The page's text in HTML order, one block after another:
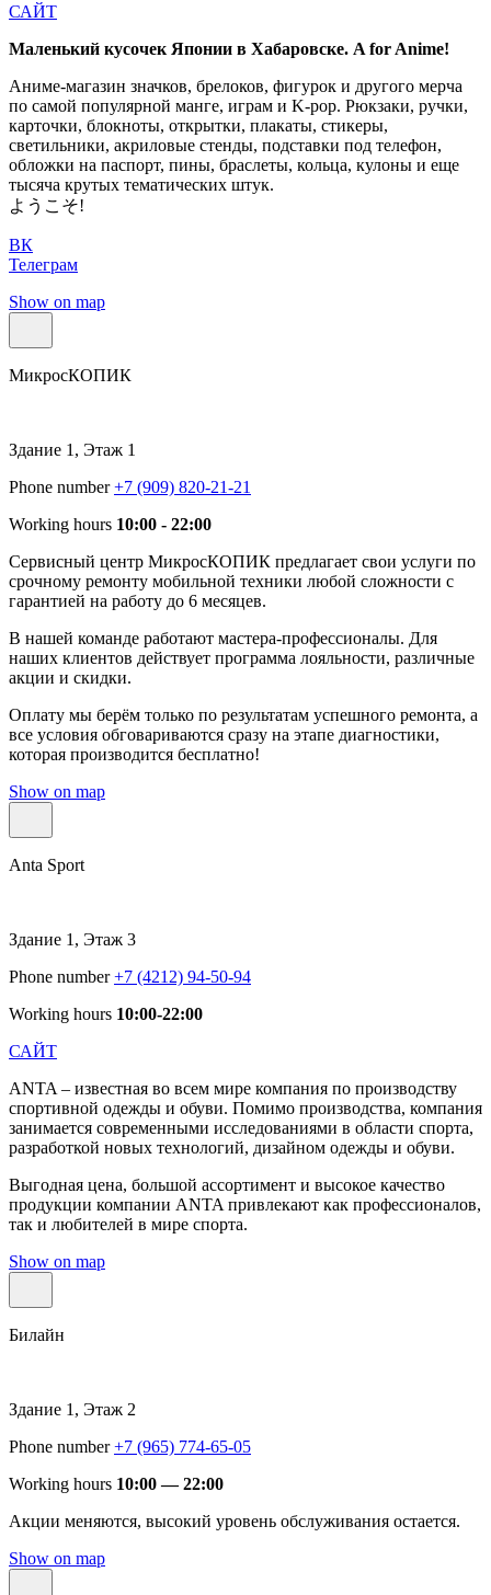
САЙТ
Маленький кусочек Японии в Хабаровске. A for Anime!
Аниме-магазин значков, брелоков, фигурок и другого мерча
по самой популярной манге, играм и K-pop. Рюкзаки, ручки,
карточки, блокноты, открытки, плакаты, стикеры,
светильники, акриловые стенды, подставки под телефон,
обложки на паспорт, пины, браслеты, кольца, кулоны и еще
тысяча крутых тематических штук.
ようこそ!
ВК
Телеграм
Show on map
МикросКОПИК
Здание 1, Этаж 1
Phone number+7 (909) 820-21-21
Working hours 10:00 - 22:00
Сервисный центр МикросКОПИК предлагает свои услуги по
срочному ремонту мобильной техники любой сложности с
гарантией на работу до 6 месяцев.
В нашей команде работают мастера-профессионалы. Для
наших клиентов действует программа лояльности, различные
акции и скидки.
Оплату мы берём только по результатам успешного ремонта, а
все условия обговариваются сразу на этапе диагностики,
которая производится бесплатно!
Show on map
Anta Sport
Здание 1, Этаж 3
Phone number+7 (4212) 94-50-94
Working hours 10:00-22:00
САЙТ
ANTA – известная во всем мире компания по производству
спортивной одежды и обуви. Помимо производства, компания
занимается современными исследованиями в области спорта,
разработкой новых технологий, дизайном одежды и обуви.
Выгодная цена, большой ассортимент и высокое качество
продукции компании ANTA привлекают как профессионалов,
так и любителей в мире спорта.
Show on map
Билайн
Здание 1, Этаж 2
Phone number+7 (965) 774-65-05
Working hours 10:00 — 22:00
Акции меняются, высокий уровень обслуживания остается.
Show on map